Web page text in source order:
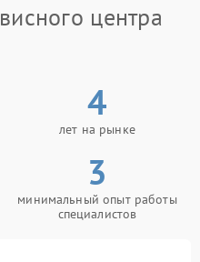
центра
4
лет на рынке
3
минимальный опыт работы
специалистов